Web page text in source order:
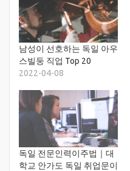
남성이 선호하는 독일 아우
스빌둥 직업 Top 20
2022-04-08
독일 전문인력이주법｜대
학교 안가도 독일 취업문이